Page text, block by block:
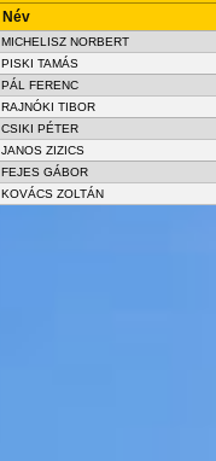
Név
MICHELISZ NORBERT
PISKI TAMÁS
PÁL FERENC
RAJNÓKI TIBOR
CSIKI PÉTER
JANOS ZIZICS
FEJES GÁBOR
KOVÁCS ZOLTÁN